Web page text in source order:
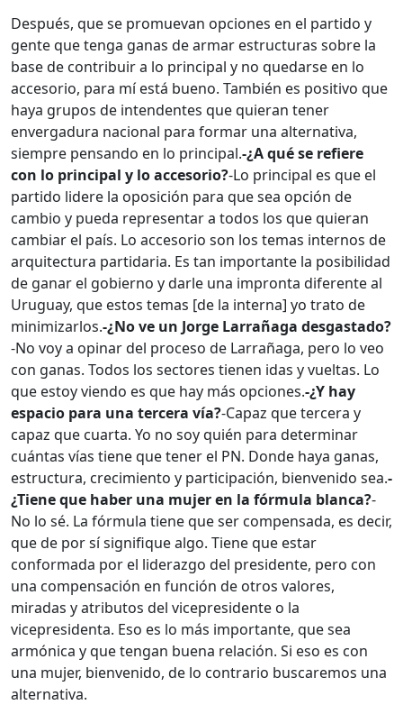
Después, que se promuevan opciones en el partido y
gente que tenga ganas de armar estructuras sobre la
base de contribuir a lo principal y no quedarse en lo
accesorio, para mí está bueno. También es positivo que
haya grupos de intendentes que quieran tener
envergadura nacional para formar una alternativa,
siempre pensando en lo principal.-¿A qué se refiere
con lo principal y lo accesorio?-Lo principal es que el
partido lidere la oposición para que sea opción de
cambio y pueda representar a todos los que quieran
cambiar el país. Lo accesorio son los temas internos de
arquitectura partidaria. Es tan importante la posibilidad
de ganar el gobierno y darle una impronta diferente al
Uruguay, que estos temas [de la interna] yo trato de
minimizarlos.-¿No ve un Jorge Larrañaga desgastado?
-No voy a opinar del proceso de Larrañaga, pero lo veo
con ganas. Todos los sectores tienen idas y vueltas. Lo
que estoy viendo es que hay más opciones.-¿Y hay
espacio para una tercera vía?-Capaz que tercera y
capaz que cuarta. Yo no soy quién para determinar
cuántas vías tiene que tener el PN. Donde haya ganas,
estructura, crecimiento y participación, bienvenido sea.-
¿Tiene que haber una mujer en la fórmula blanca?-
No lo sé. La fórmula tiene que ser compensada, es decir,
que de por sí signifique algo. Tiene que estar
conformada por el liderazgo del presidente, pero con
una compensación en función de otros valores,
miradas y atributos del vicepresidente o la
vicepresidenta. Eso es lo más importante, que sea
armónica y que tengan buena relación. Si eso es con
una mujer, bienvenido, de lo contrario buscaremos una
alternativa.